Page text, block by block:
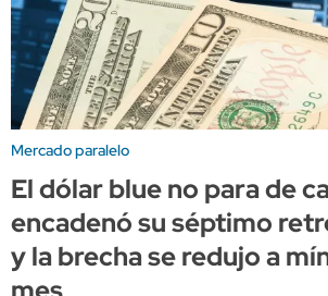
Mercado paralelo
El dólar blue no para de
encadenó su séptimo
y la brecha se redujo a